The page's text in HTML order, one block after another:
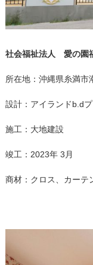
社会福祉法人 愛の園
所在地：沖縄県糸満市
設計：アイランドb.d
施工：大地建設
竣工：2023年 3月
商材：クロス、カーテ